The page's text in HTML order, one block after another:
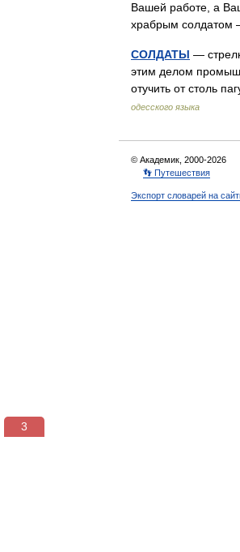
Вашей работе, а
храбрым солдатом
СОЛДАТЫ —
этим делом
отучить от столь
одесского языка
© Академик, 2000-2026
👣 Путешествия
Экспорт словарей на
3